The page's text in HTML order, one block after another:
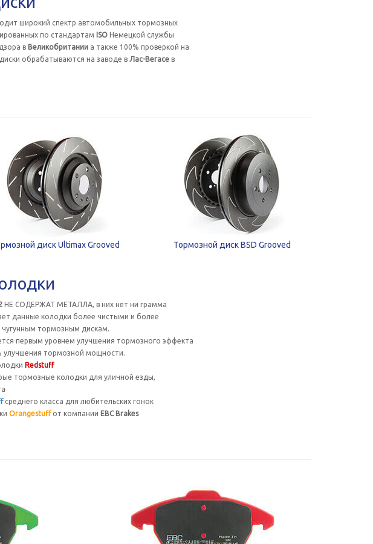
широкий спектр автомобильных тормозных
по стандартам ISOНемецкой службы
в Великобританииа также 100% проверкой на
обрабатываются на заводе в Лас-Вегасев
диск Ultimax Grooved Тормозной диск BSD Grooved
НЕ СОДЕРЖАТ МЕТАЛЛА, в них нет ни грамма
данные колодки более чистыми и более
тормозным дискам.
первым уровнем улучшения тормозного эффекта
тормозной мощности.
Redstuff
тормозные колодки для уличной езды,
среднего класса для любительских гонок
Orangestuffот компании EBC Brakes